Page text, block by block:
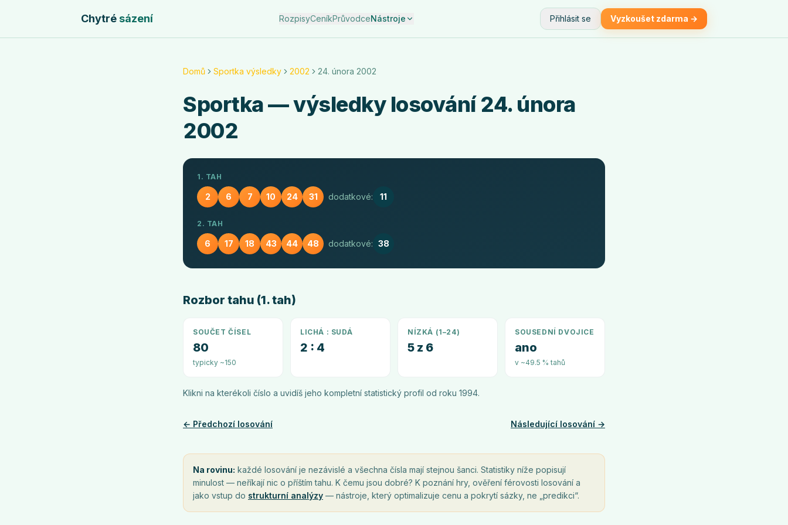
Chytrésázení RozpisyCeníkPrůvodceNástroje Přihlásit se Vyzkoušet zdarma →
Domů Sportka výsledky 2002 24. února 2002
Sportka— výsledky losování24. února
2002
1. TAH
2 6 7 10 24 31 dodatkové: 11
2. TAH
6 17 18 43 44 48 dodatkové: 38
Rozbor tahu (1. tah)
SOUČET ČÍSEL
80
typicky ~150
LICHÁ : SUDÁ
2 : 4
NÍZKÁ (1–24)
5 z 6
SOUSEDNÍ DVOJICE
ano
v ~49.5 % tahů
Klikni na kterékoli číslo a uvidíš jeho kompletní statistický profil od roku 1994.
← Předchozí losování Následující losování →
Na rovinu: každé losování je nezávislé a všechna čísla mají stejnou šanci. Statistiky níže popisují
minulost — neříkají nic o příštím tahu. K čemu jsou dobré? K poznání hry, ověření férovosti losování a
jako vstup do strukturní analýzy — nástroje, který optimalizuje cenu a pokrytí sázky, ne „predikci“.